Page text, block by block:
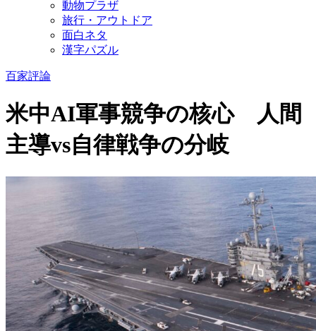
動物プラザ
旅行・アウトドア
面白ネタ
漢字パズル
百家評論
米中AI軍事競争の核心 人間
主導vs自律戦争の分岐